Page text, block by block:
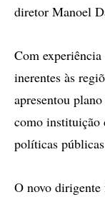
diretor Manoel
Com experiência
inerentes às
apresentou
como instituição
políticas
O novo